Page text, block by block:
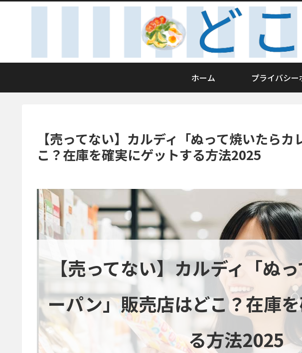
ホーム プライバシー
【売ってない】カルディ「ぬって焼いたら
こ？在庫を確実にゲットする方法2025
【売ってない】カルディ「ぬ
ーパン」販売店はどこ？在庫
る方法2025